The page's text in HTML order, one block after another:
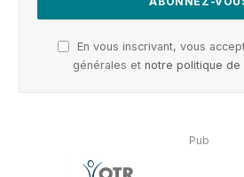
En vous inscrivant, vous
générales et notre politique de
Pub